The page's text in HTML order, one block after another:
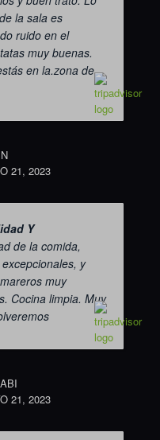
la sala es
ruido en el
muy buenas.
en la.zona de...
21, 2023
Y
de la comida,
y
muy
Cocina limpia. Muy
21, 2023